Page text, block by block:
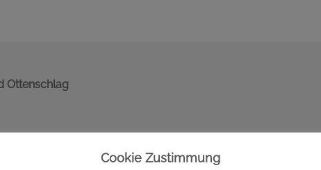
Ottenschlag
Cookie Zustimmung